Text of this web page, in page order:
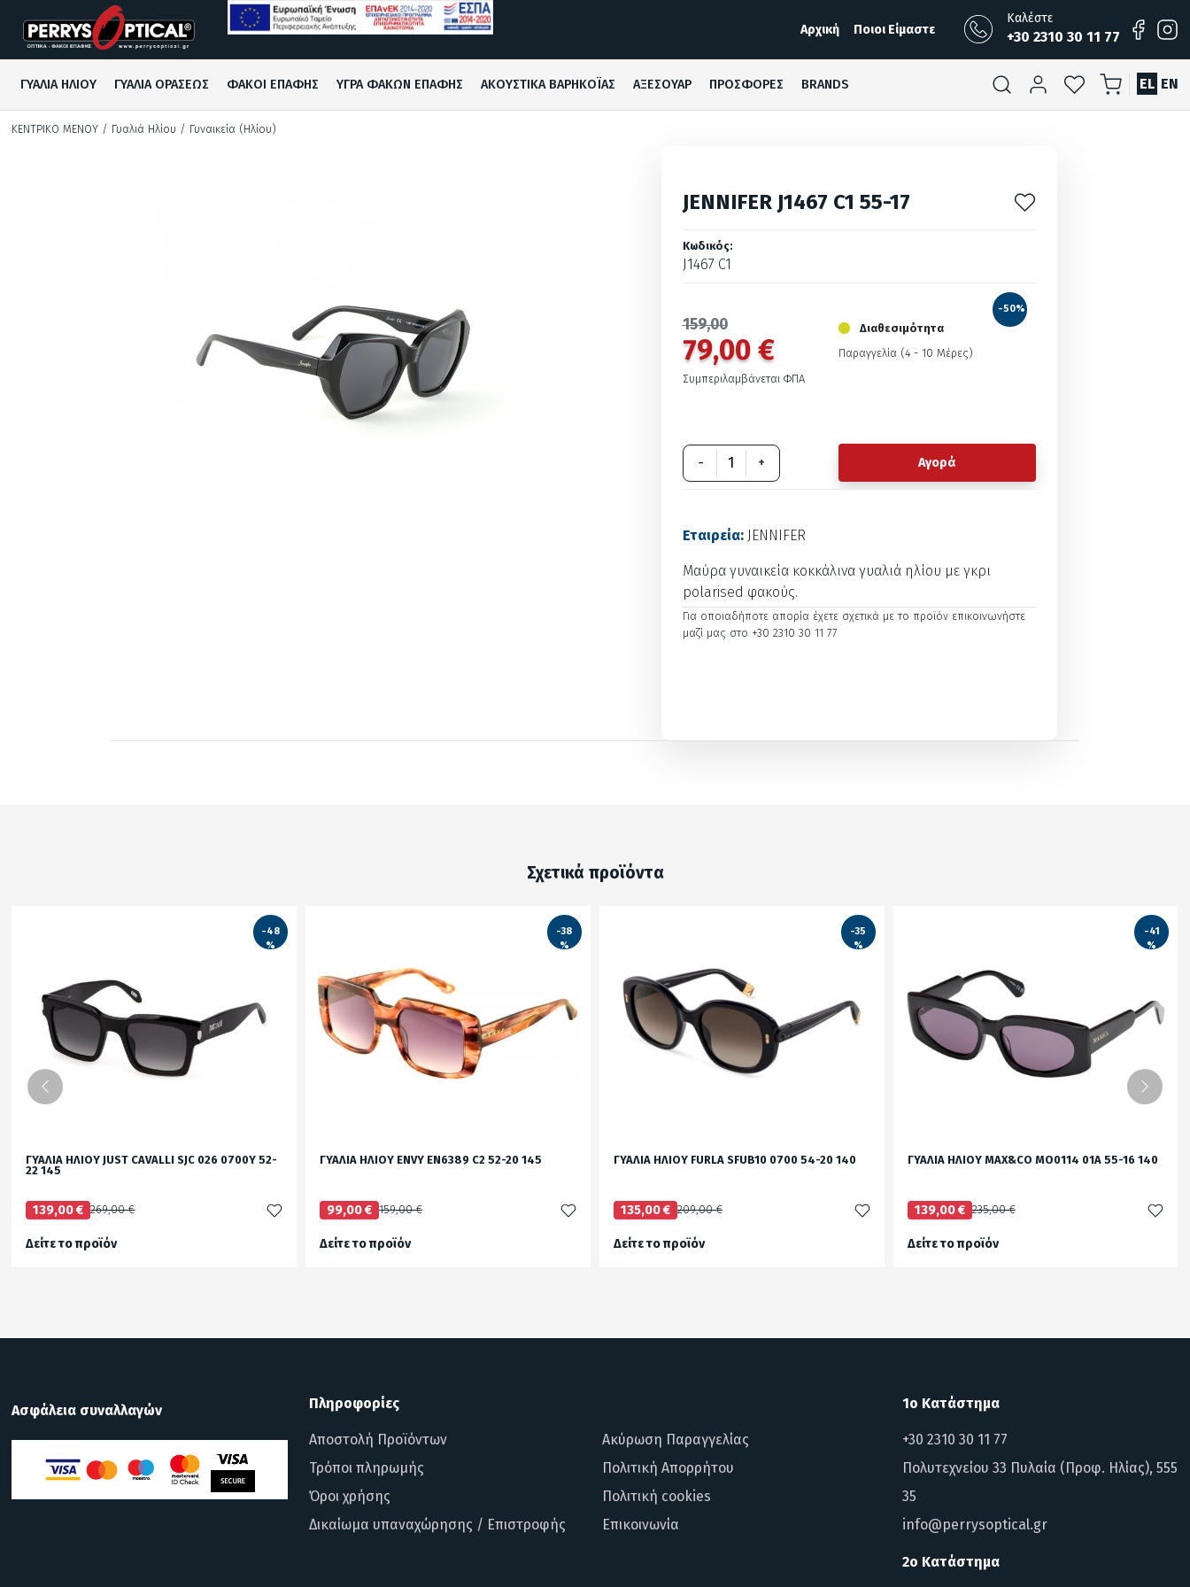
Αρχική Ποιοι Είμαστε
Καλέστε
+30 2310 30 11 77
ΓΥΑΛΙΑ ΗΛΙΟΥ ΓΥΑΛΙΑ ΟΡΑΣΕΩΣ ΦΑΚΟΙ ΕΠΑΦΗΣ ΥΓΡΑ ΦΑΚΩΝ ΕΠΑΦΗΣ ΑΚΟΥΣΤΙΚΑ ΒΑΡΗΚΟΪΑΣ ΑΞΕΣΟΥΑΡ ΠΡΟΣΦΟΡΕΣ BRANDS EL EN
ΚΕΝΤΡΙΚΌ ΜΕΝΟΎ / Γυαλιά Ηλίου / Γυναικεία (Ηλίου)
JENNIFER J1467 C1 55-17
Κωδικός:
J1467 C1
159,00
79,00 €
-50%
Συμπεριλαμβάνεται ΦΠΑ
Διαθεσιμότητα
Παραγγελία (4 - 10 Μέρες)
- + Αγορά
Εταιρεία: JENNIFER
Μαύρα γυναικεία κοκκάλινα γυαλιά ηλίου με γκρι
polarised φακούς.
Για οποιαδήποτε απορία έχετε σχετικά με το προϊόν επικοινωνήστε
μαζί μας στο +30 2310 30 11 77
Σχετικά προϊόντα
-48
%
ΓΥΑΛΙΑ ΗΛΙΟΥ JUST CAVALLI SJC 026 0700Y 52-
22 145
139,00 € 269,00 €
Δείτε το προϊόν
-38
%
ΓΥΑΛΙΑ ΗΛΙΟΥ ENVY EN6389 C2 52-20 145
99,00 € 159,00 €
Δείτε το προϊόν
-35
%
ΓΥΑΛΙΑ ΗΛΙΟΥ FURLA SFUB10 0700 54-20 140
135,00 € 209,00 €
Δείτε το προϊόν
-41
%
ΓΥΑΛΙΑ ΗΛΙΟΥ MAX&CO MO0114 01A 55-16 140
139,00 € 235,00 €
Δείτε το προϊόν
Ασφάλεια συναλλαγών Πληροφορίες
Αποστολή Προϊόντων
Τρόποι πληρωμής
Όροι χρήσης
Δικαίωμα υπαναχώρησης / Επιστροφής
Ακύρωση Παραγγελίας
Πολιτική Απορρήτου
Πολιτική cookies
Επικοινωνία
1ο Κατάστημα
+30 2310 30 11 77
Πολυτεχνείου 33 Πυλαία (Προφ. Ηλίας), 555
35
info@perrysoptical.gr
2ο Κατάστημα
Γυναικεία (Ηλίου)
Γυναικεία
Έγχρωμοι
Βοηθήματα Ακοής